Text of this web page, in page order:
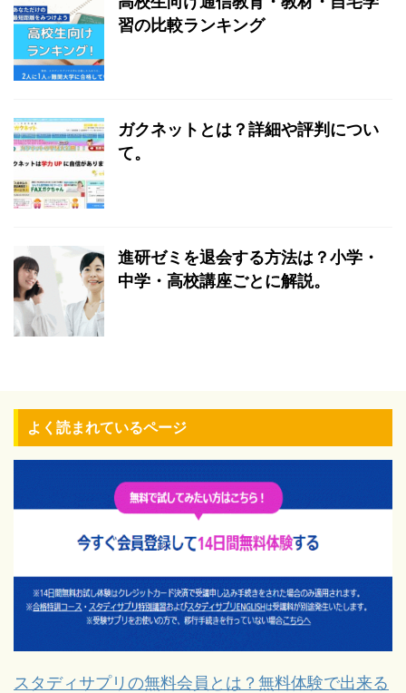
習の比較ランキング
ガクネットとは？詳細や評判につい
て。
進研ゼミを退会する方法は？小学・
中学・高校講座ごとに解説。
よく読まれているページ
スタディサプリの無料会員とは？無料体験で出来る